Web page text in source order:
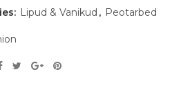
Lipud & Vanikud , Peotarbed